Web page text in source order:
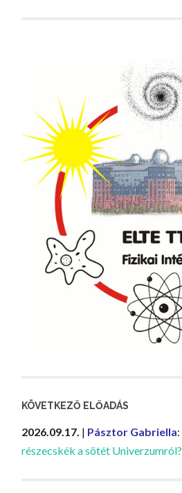
KÖVETKEZŐ ELŐADÁS
2026.09.17. | Pásztor Gabriella:
részecskék a sötét Univerzumról?